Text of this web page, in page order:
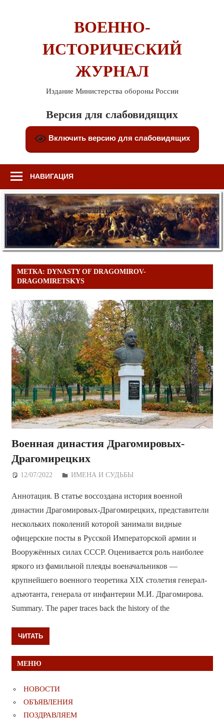
ВОЕННО-
ИСТОРИЧЕСКИЙ
ЖУРНАЛ
Издание Министерства обороны России
Версия для слабовидящих
Включить версию для слабовидящих
НАВИГАЦИЯ
МЕТКА: DYNASTY OF DRAGOMIROV-
DRAGOMIRETSKYS
Военная династия Драгомировых-
Драгомирецких
12/07/2022 Дежурный по Редакции
ИМЕНА И СУДЬБЫ
Аннотация. В статье воссоздана история военной
династии Драгомировых-Драгомирецких, представители
нескольких поколений которой занимали видные
офицерские посты в Русской Императорской армии и
Вооружённых силах СССР. Оценивается роль наиболее
яркого из фамильной плеяды военачальников —
крупнейшего военного теоретика XIX столетия генерал-
адъютанта, генерала от инфантерии М.И. Драгомирова.
Summary. The paper traces back the history of the
ЧИТАТЬ
МЕНЮ
НОВОСТИ
ОБЪЯВЛЕНИЯ
ПОЗДРАВЛЯЕМ